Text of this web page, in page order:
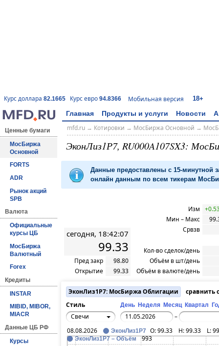
Курс доллара 82.1665 Курс евро 94.8366 Мобильная версия 18+
Главная Продукты и услуги Новости
Ценные бумаги
МосБиржа
Основной
FORTS
ADR
Рынок акций
SPB
Валюта
Официальные
курсы ЦБ
МосБиржа
Валютный
Forex
Кредиты
INSTAR
MIBID, MIBOR,
MIACR
Данные ЦБ РФ
Курсы
mfd.ru→ Котировки → МосБиржа Основной →
ЭконЛиз1Р7, RU000A107SX3:
Данные предоставлены с 15-минутной
онлайн данным по всем тикерам
сегодня, 18:42:07
99.33
Пред закр
98.80
Открытие
99.33
Изм
Мин – Макс
Срвзв
Кол-во сделок/день
Объём в шт/день
Объём в валюте/день
ЭконЛиз1Р7: МосБиржа Облигации
сравнить
Стиль
День Неделя Месяц Квартал
Свечи
–
08.08.2026
ЭконЛиз1Р7 O:99.33 H:99.33 L:
ЭконЛиз1Р7 – Объём 993